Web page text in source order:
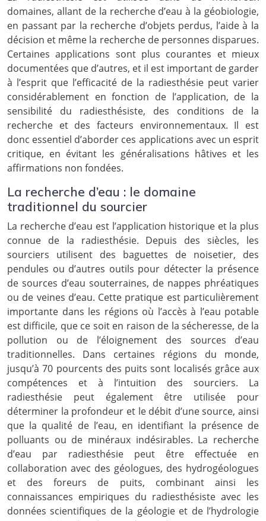
domaines, allant de la recherche d’eau à la géobiologie,
en passant par la recherche d’objets perdus, l’aide à la
décision et même la recherche de personnes disparues.
Certaines applications sont plus courantes et mieux
documentées que d’autres, et il est important de garder
à l’esprit que l’efficacité de la radiesthésie peut varier
considérablement en fonction de l’application, de la
sensibilité du radiesthésiste, des conditions de la
recherche et des facteurs environnementaux. Il est
donc essentiel d’aborder ces applications avec un esprit
critique, en évitant les généralisations hâtives et les
affirmations non fondées.
La recherche d’eau : le domaine
traditionnel du sourcier
La recherche d’eau est l’application historique et la plus
connue de la radiesthésie. Depuis des siècles, les
sourciers utilisent des baguettes de noisetier, des
pendules ou d’autres outils pour détecter la présence
de sources d’eau souterraines, de nappes phréatiques
ou de veines d’eau. Cette pratique est particulièrement
importante dans les régions où l’accès à l’eau potable
est difficile, que ce soit en raison de la sécheresse, de la
pollution ou de l’éloignement des sources d’eau
traditionnelles. Dans certaines régions du monde,
jusqu’à 70 pourcents des puits sont localisés grâce aux
compétences et à l’intuition des sourciers. La
radiesthésie peut également être utilisée pour
déterminer la profondeur et le débit d’une source, ainsi
que la qualité de l’eau, en identifiant la présence de
polluants ou de minéraux indésirables. La recherche
d’eau par radiesthésie peut être effectuée en
collaboration avec des géologues, des hydrogéologues
et des foreurs de puits, combinant ainsi les
connaissances empiriques du radiesthésiste avec les
données scientifiques de la géologie et de l’hydrologie